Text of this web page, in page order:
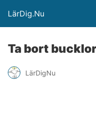
LärDig.Nu
Ta bort
LärDigNu